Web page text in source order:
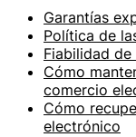
Garantías
Política de
Fiabilidad de
Cómo
comercio
Cómo
electrónico